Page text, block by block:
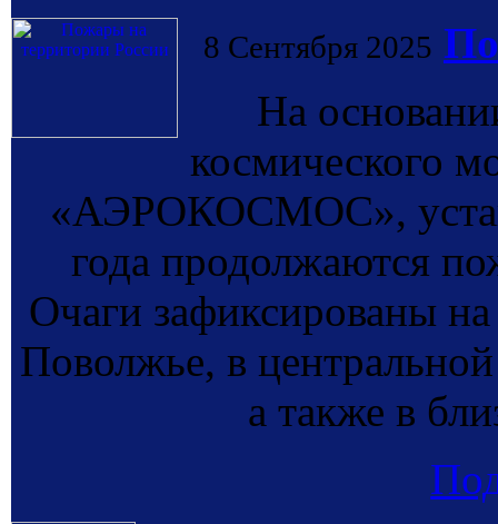
8 Сентября 2025
На
космического
«АЭРОКОСМОС»,
года продолжаются
Очаги зафиксированы
Поволжье, в
а также в